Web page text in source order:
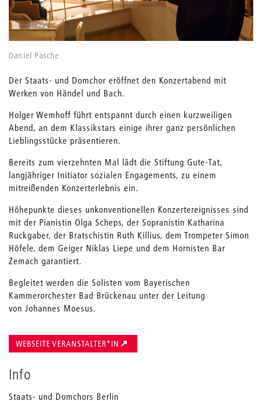
Daniel Pasche
Der Staats- und Domchor eröffnet den Konzertabend mit
Werken von Händel und Bach.
Holger Wemhoff führt entspannt durch einen kurzweiligen
Abend, an dem Klassikstars einige ihrer ganz persönlichen
Lieblingsstücke präsentieren.
Bereits zum vierzehnten Mal lädt die Stiftung Gute-Tat,
langjähriger Initiator sozialen Engagements, zu einem
mitreißenden Konzerterlebnis ein.
Höhepunkte dieses unkonventionellen Konzertereignisses sind
mit der Pianistin Olga Scheps, der Sopranistin Katharina
Ruckgaber, der Bratschistin Ruth Killius, dem Trompeter Simon
Höfele, dem Geiger Niklas Liepe und dem Hornisten Bar
Zemach garantiert.
Begleitet werden die Solisten vom Bayerischen
Kammerorchester Bad Brückenau unter der Leitung
von Johannes Moesus.
WEBSEITE VERANSTALTER*IN
Info
Staats- und Domchors Berlin